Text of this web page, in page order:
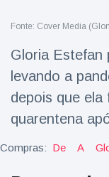
Notícias
A
Fonte: Cover Media
Gloria Estefan
levando a
depois que ela
quarentena
Compras: De A